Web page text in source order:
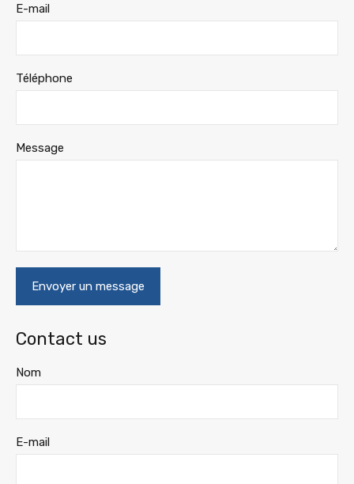
E-mail
Téléphone
Message
Contact us
Nom
E-mail